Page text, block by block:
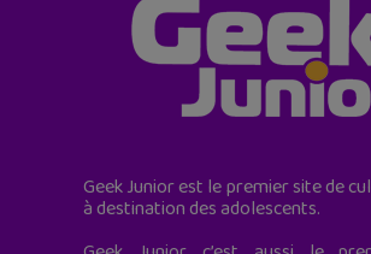
Geek Junior est le premier site de
à destination des adolescents.